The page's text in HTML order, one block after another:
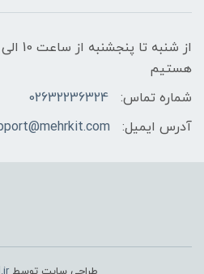
هستیم
شماره تماس:
02632236324
آدرس ایمیل: